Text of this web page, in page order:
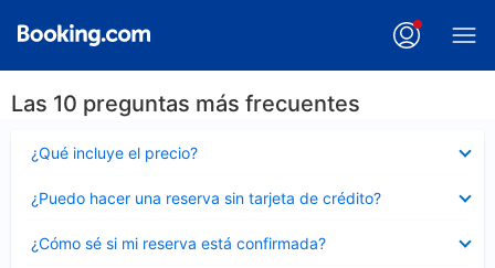
Las 10 preguntas más frecuentes
¿Qué incluye el precio?
cerrado
¿Puedo hacer una reserva sin tarjeta de crédito?
cerrado
¿Cómo sé si mi reserva está confirmada?
cerrado